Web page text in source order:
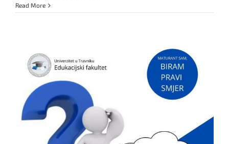
sedmice
Read More